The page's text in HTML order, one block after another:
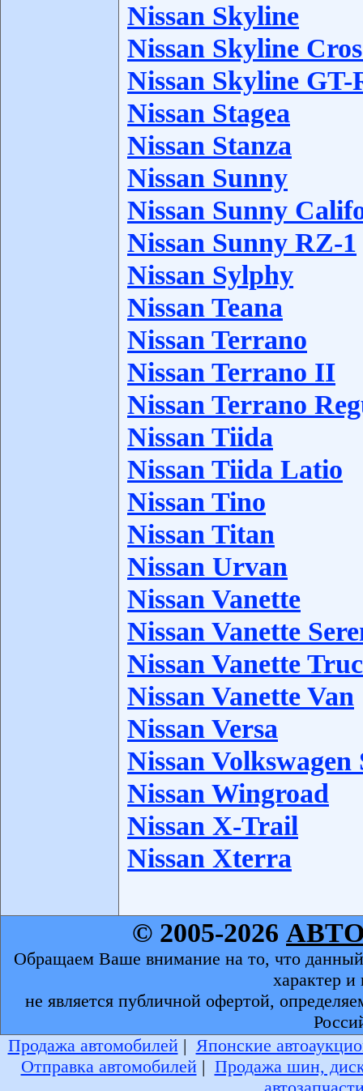
Nissan Skyline
Nissan Skyline
Nissan Skyline GT-
Nissan Stagea
Nissan Stanza
Nissan Sunny
Nissan Sunny
Nissan Sunny RZ-1
Nissan Sylphy
Nissan Teana
Nissan Terrano
Nissan Terrano II
Nissan Terrano
Nissan Tiida
Nissan Tiida Latio
Nissan Tino
Nissan Titan
Nissan Urvan
Nissan Vanette
Nissan Vanette
Nissan Vanette
Nissan Vanette Van
Nissan Versa
Nissan Volkswagen
Nissan Wingroad
Nissan X-Trail
Nissan Xterra
© 2005-2026
Обращаем Ваше внимание на то, что
характер
не является публичной офертой,
Продажа автомобилей| Японские
Отправка автомобилей| Продажа шин,